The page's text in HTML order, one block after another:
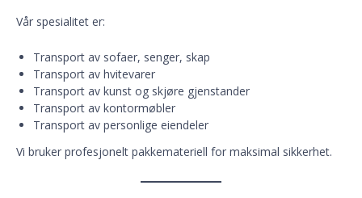
Vår spesialitet er:
Transport av sofaer, senger, skap
Transport av hvitevarer
Transport av kunst og skjøre gjenstander
Transport av kontormøbler
Transport av personlige eiendeler
Vi bruker profesjonelt pakkemateriell for maksimal sikkerhet.